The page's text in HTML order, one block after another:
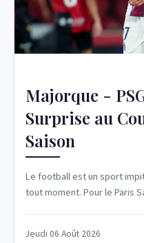
Majorque -
Surprise au
Saison
Le football est un sport
tout moment. Pour le Paris
Jeudi 06 Août 2026